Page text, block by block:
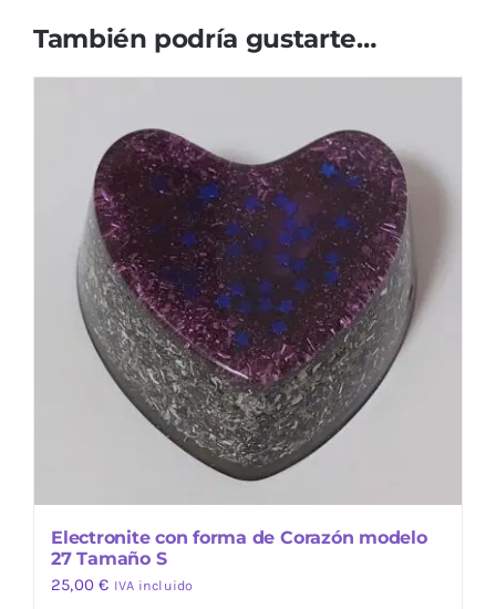
También podría gustarte…
Electronite con forma de Corazón modelo
27 Tamaño S
25,00€ IVA incluido